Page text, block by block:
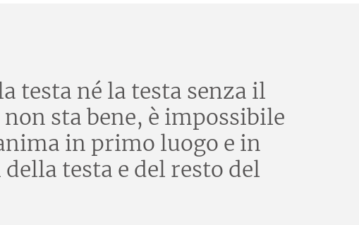
testa né la testa senza il
sta bene, è impossibile
in primo luogo e in
testa e del resto del